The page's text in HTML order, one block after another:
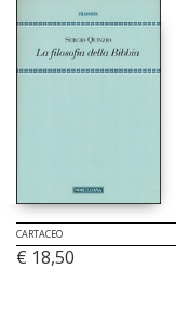
CARTACEO
€ 18,50